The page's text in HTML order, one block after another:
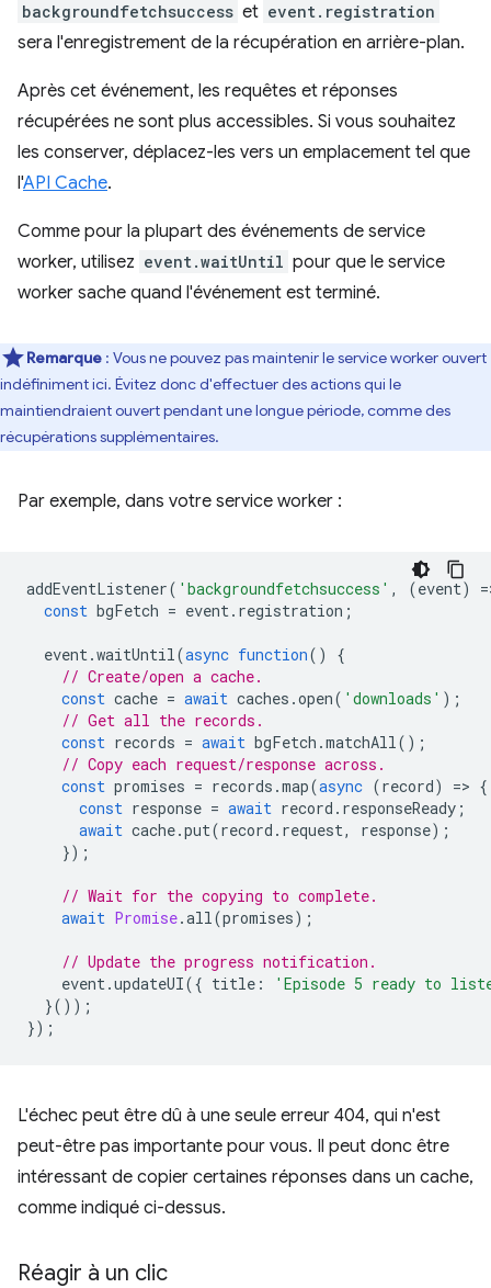
backgroundfetchsuccess et event.registration
sera l'enregistrement de la récupération en arrière-plan.
Après cet événement, les requêtes et réponses
récupérées ne sont plus accessibles. Si vous souhaitez
les conserver, déplacez-les vers un emplacement tel que
l'API Cache.
Comme pour la plupart des événements de service
worker, utilisez event.waitUntil pour que le service
worker sache quand l'événement est terminé.
Remarque : Vous ne pouvez pas maintenir le service worker ouvert
indéfiniment ici. Évitez donc d'effectuer des actions qui le
maintiendraient ouvert pendant une longue période, comme des
récupérations supplémentaires.
Par exemple, dans votre service worker :
addEventListener( 'backgroundfetchsuccess' , (event) =
const bgFetch = event. registration ;
event.waitUntil(async function()
{
// Create/open a cache.
const cache = await caches .open( 'downloads' );
// Get all the records.
const records = await bgFetch .matchAll();
// Copy each request/response across.
const promises = records .map(async (record) => {
const response = await record . responseReady ;
await cache.put(record . request, response);
});
// Wait for the copying to complete.
await Promise.all(promises);
// Update the progress notification.
event.updateUI({ title :
'Episode 5 ready to
}());
});
L'échec peut être dû à une seule erreur 404, qui n'est
peut-être pas importante pour vous. Il peut donc être
intéressant de copier certaines réponses dans un cache,
comme indiqué ci-dessus.
Réagir à un clic